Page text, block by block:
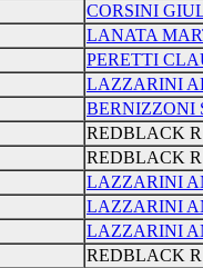
CORSINI
LANATA
PERETTI
LAZZARINI
BERNIZZONI
REDBLACK
REDBLACK
LAZZARINI
LAZZARINI
LAZZARINI
REDBLACK